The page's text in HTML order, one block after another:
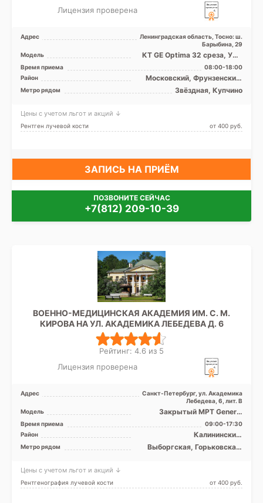
Лицензия проверена
Адрес
Ленинградская область, Тосно: ш.
Барыбина, 29
Модель
КТ GE Optima 32 среза, УЗИ
аппарат, Рентген аппарат
Время приема
08:00-18:00
Район
Московский, Фрунзенский,
Лен. область
Метро рядом Звёздная, Купчино
Цены с учетом льгот и акций ↓
Рентген лучевой кости от 400 pуб.
ЗАПИСЬ НА ПРИЁМ
ПОЗВОНИТЕ СЕЙЧАС
+7(812) 209-10-39
ВОЕННО-МЕДИЦИНСКАЯ АКАДЕМИЯ ИМ. С. М.
КИРОВА НА УЛ. АКАДЕМИКА ЛЕБЕДЕВА Д. 6
Рейтинг: 4.6 из 5
Лицензия проверена
Адрес
Санкт-Петербург, ул. Академика
Лебедева, 6, лит. В
Модель
Закрытый МРТ General
Electric SIGNA 1.5 Тесла, КТ
General Electric 16 ...
Время приема
09:00-17:30
Район
Калининский,
Красногвардейский, Невский
Метро рядом
Выборгская, Горьковская,
Цены с учетом льгот и акций ↓
Рентгенография лучевой кости от 400 pуб.